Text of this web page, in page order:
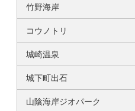
竹野海岸
コウノトリ
城崎温泉
城下町出石
山陰海岸ジオパーク